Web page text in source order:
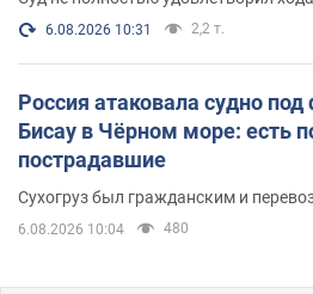
6.08.2026 10:31 2,2 т.
Россия атаковала судно
Бисау в Чёрном море: есть
пострадавшие
Сухогруз был гражданским и
6.08.2026 10:04 480